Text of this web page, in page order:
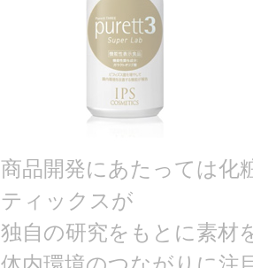
商品開発にあたっては化
ティックスが
独自の研究をもとに素材